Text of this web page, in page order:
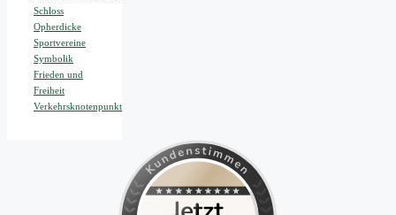
Schloss
Opherdicke
Sportvereine
Symbolik
Frieden und
Freiheit
Verkehrsknotenpunkt